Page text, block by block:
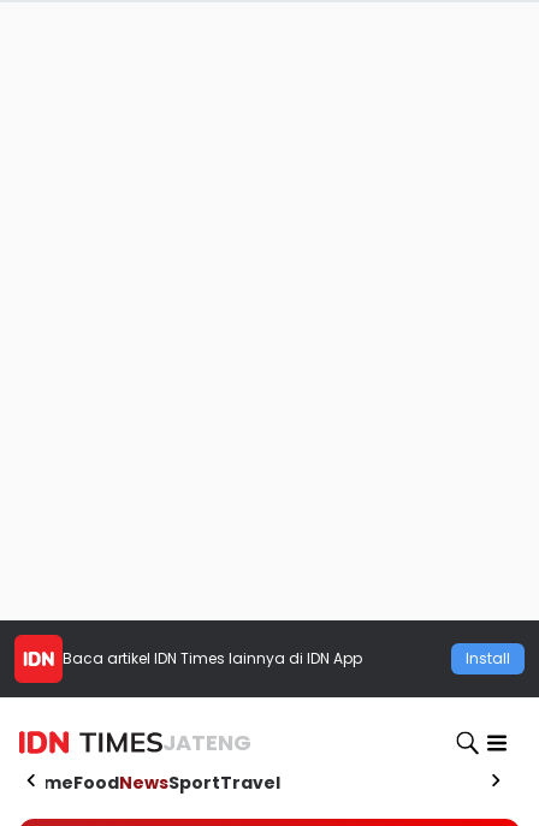
Baca artikel IDN Times lainnya di IDN App Install
JATENG
HomeFoodNewsSportTravel